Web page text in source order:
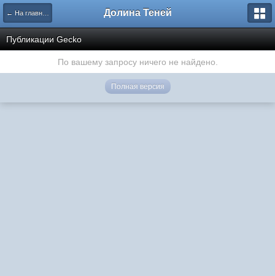
← На главную Долина Теней
Публикации Gecko
По вашему запросу ничего не найдено.
Полная версия